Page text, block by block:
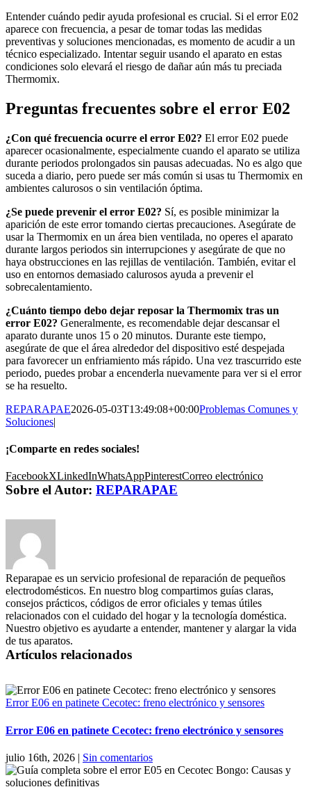
Entender cuándo pedir ayuda profesional es crucial. Si el error E02
aparece con frecuencia, a pesar de tomar todas las medidas
preventivas y soluciones mencionadas, es momento de acudir a un
técnico especializado. Intentar seguir usando el aparato en estas
condiciones solo elevará el riesgo de dañar aún más tu preciada
Thermomix.
Preguntas frecuentes sobre el error E02
¿Con qué frecuencia ocurre el error E02? El error E02 puede
aparecer ocasionalmente, especialmente cuando el aparato se utiliza
durante periodos prolongados sin pausas adecuadas. No es algo que
suceda a diario, pero puede ser más común si usas tu Thermomix en
ambientes calurosos o sin ventilación óptima.
¿Se puede prevenir el error E02? Sí, es posible minimizar la
aparición de este error tomando ciertas precauciones. Asegúrate de
usar la Thermomix en un área bien ventilada, no operes el aparato
durante largos periodos sin interrupciones y asegúrate de que no
haya obstrucciones en las rejillas de ventilación. También, evitar el
uso en entornos demasiado calurosos ayuda a prevenir el
sobrecalentamiento.
¿Cuánto tiempo debo dejar reposar la Thermomix tras un
error E02? Generalmente, es recomendable dejar descansar el
aparato durante unos 15 o 20 minutos. Durante este tiempo,
asegúrate de que el área alrededor del dispositivo esté despejada
para favorecer un enfriamiento más rápido. Una vez trascurrido este
periodo, puedes probar a encenderla nuevamente para ver si el error
se ha resuelto.
REPARAPAE2026-05-03T13:49:08+00:00Problemas Comunes y
Soluciones|
¡Comparte en redes sociales!
FacebookXLinkedInWhatsAppPinterestCorreo electrónico
Sobre el Autor: REPARAPAE
Reparapae es un servicio profesional de reparación de pequeños
electrodomésticos. En nuestro blog compartimos guías claras,
consejos prácticos, códigos de error oficiales y temas útiles
relacionados con el cuidado del hogar y la tecnología doméstica.
Nuestro objetivo es ayudarte a entender, mantener y alargar la vida
de tus aparatos.
Artículos relacionados
Error E06 en patinete Cecotec: freno electrónico y sensores
Error E06 en patinete Cecotec: freno electrónico y sensores
julio 16th, 2026 | Sin comentarios